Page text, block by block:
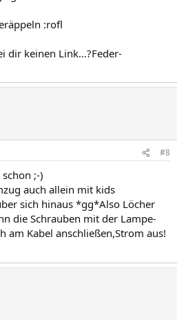
:rofl
dir keinen Link...?Feder-
#8
;-)
auch allein mit kids
sich hinaus *gg*Also Löcher
die Schrauben mit der Lampe-
am Kabel anschließen,Strom aus!